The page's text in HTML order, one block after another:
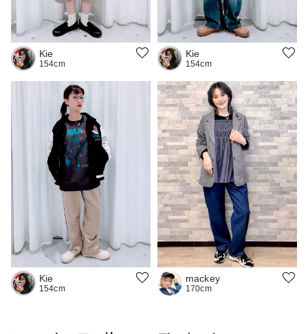
Kie
154cm
Kie
154cm
Kie
154cm
mackey
170cm